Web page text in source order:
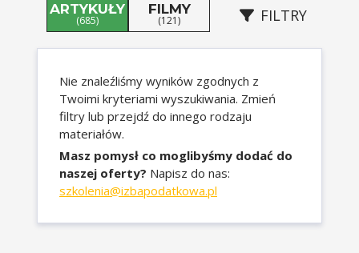
FILTRY
ARTYKUŁY
(685)
FILMY
(121)
Nie znaleźliśmy wyników zgodnych z
Twoimi kryteriami wyszukiwania. Zmień
filtry lub przejdź do innego rodzaju
materiałów.
Masz pomysł co moglibyśmy dodać do
naszej oferty? Napisz do nas:
szkolenia@izbapodatkowa.pl